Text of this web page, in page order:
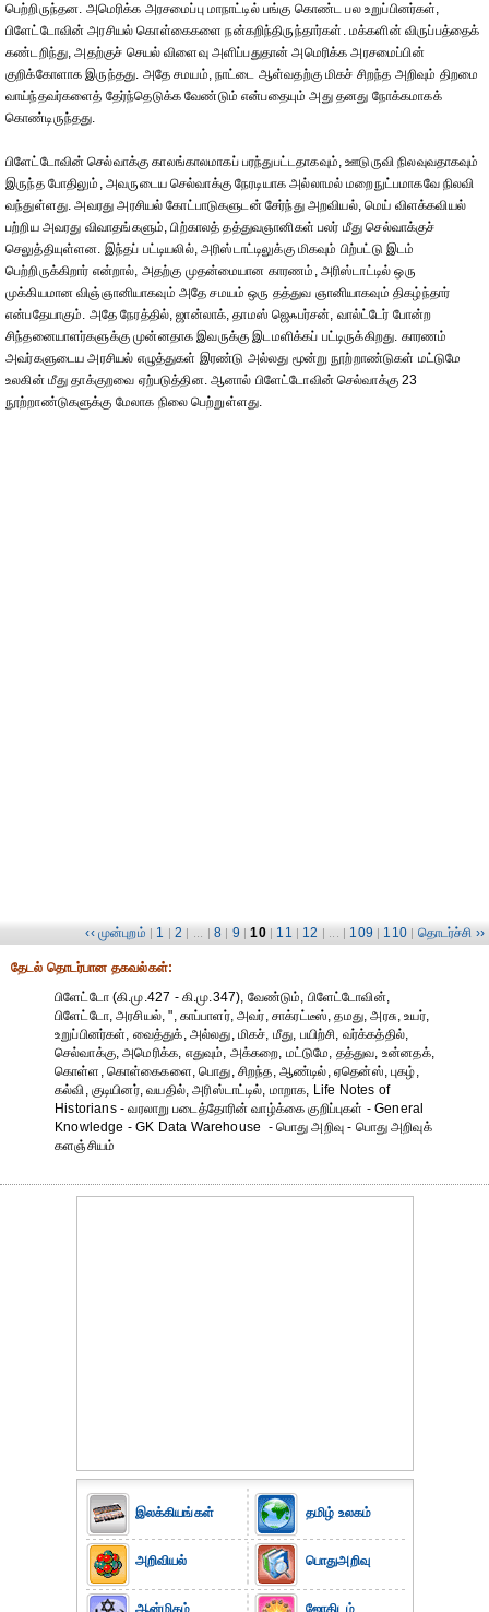
பெற்றிருந்தன. அமெரிக்க அரசமைப்பு மாநாட்டில் பங்கு கொண்ட பல உறுப்பினர்கள்,
பிளேட்டோவின் அரசியல் கொள்கைகளை நன்கறிந்திருந்தார்கள். மக்களின் விருப்பத்தைக்
கண்டறிந்து, அதற்குச் செயல் விளைவு அளிப்பதுதான் அமெரிக்க அரசமைப்பின்
குறிக்கோளாக இருந்தது. அதே சமயம், நாட்டை ஆள்வதற்கு மிகச் சிறந்த அறிவும் திறமை
வாய்ந்தவர்களைத் தேர்ந்தெடுக்க வேண்டும் என்பதையும் அது தனது நோக்கமாகக்
கொண்டிருந்தது.
பிளேட்டோவின் செல்வாக்கு காலங்காலமாகப் பரந்துபட்டதாகவும், ஊடுருவி நிலவுவதாகவும்
இருந்த போதிலும், அவருடைய செல்வாக்கு நேரடியாக அல்லாமல் மறைநுட்பமாகவே நிலவி
வந்துள்ளது. அவரது அரசியல் கோட்பாடுகளுடன் சேர்ந்து அறவியல், மெய் விளக்கவியல்
பற்றிய அவரது விவாதங்களும், பிற்காலத் தத்துவஞானிகள் பலர் மீது செல்வாக்குச்
செலுத்தியுள்ளன. இந்தப் பட்டியலில், அரிஸ்டாட்டிலுக்கு மிகவும் பிற்பட்டு இடம்
பெற்றிருக்கிறார் என்றால், அதற்கு முதன்மையான காரணம், அரிஸ்டாட்டில் ஒரு
முக்கியமான விஞ்ஞானியாகவும் அதே சமயம் ஒரு தத்துவ ஞானியாகவும் திகழ்ந்தார்
என்பதேயாகும். அதே நேரத்தில், ஜான்லாக், தாமஸ் ஜெஃபர்சன், வால்ட்டேர் போன்ற
சிந்தனையாளர்களுக்கு முன்னதாக இவருக்கு இடமளிக்கப் பட்டிருக்கிறது. காரணம்
அவர்களுடைய அரசியல் எழுத்துகள் இரண்டு அல்லது மூன்று நூற்றாண்டுகள் மட்டுமே
உலகின் மீது தாக்குறவை ஏற்படுத்தின. ஆனால் பிளேட்டோவின் செல்வாக்கு 23
நூற்றாண்டுகளுக்கு மேலாக நிலை பெற்றுள்ளது.
‹‹ முன்புறம் | 1 | 2 | ... | 8 | 9 | 10 | 11 | 12 | ... | 109 | 110 | தொடர்ச்சி ››
தேட‌ல் தொட‌ர்பான தகவ‌ல்க‌ள்:
பிளேட்டோ (கி.மு.427 - கி.மு.347), வேண்டும், பிளேட்டோவின்,
பிளேட்டோ, அரசியல், ", காப்பாளர், அவர், சாக்ரட்டீஸ், தமது, அரசு, உயர்,
உறுப்பினர்கள், வைத்துக், அல்லது, மிகச், மீது, பயிற்சி, வர்க்கத்தில்,
செல்வாக்கு, அமெரிக்க, எதுவும், அக்கறை, மட்டுமே, தத்துவ, உன்னதக்,
கொள்ள, கொள்கைகளை, பொது, சிறந்த, ஆண்டில், ஏதென்ஸ், புகழ்,
கல்வி, குடியினர், வயதில், அரிஸ்டாட்டில், மாறாக, Life Notes of
Historians - வரலாறு படைத்தோரின் வாழ்க்கை குறிப்புகள் - General
Knowledge - GK Data Warehouse - பொது அறிவு - பொது அறிவுக்
களஞ்சியம்
இலக்கியங்கள்
அறிவியல்
ஆன்மிகம்
தமிழ் உலகம்
பொதுஅறிவு
ஜோதிடம்